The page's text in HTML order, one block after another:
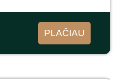
labai šiltas bei
PLAČIAU